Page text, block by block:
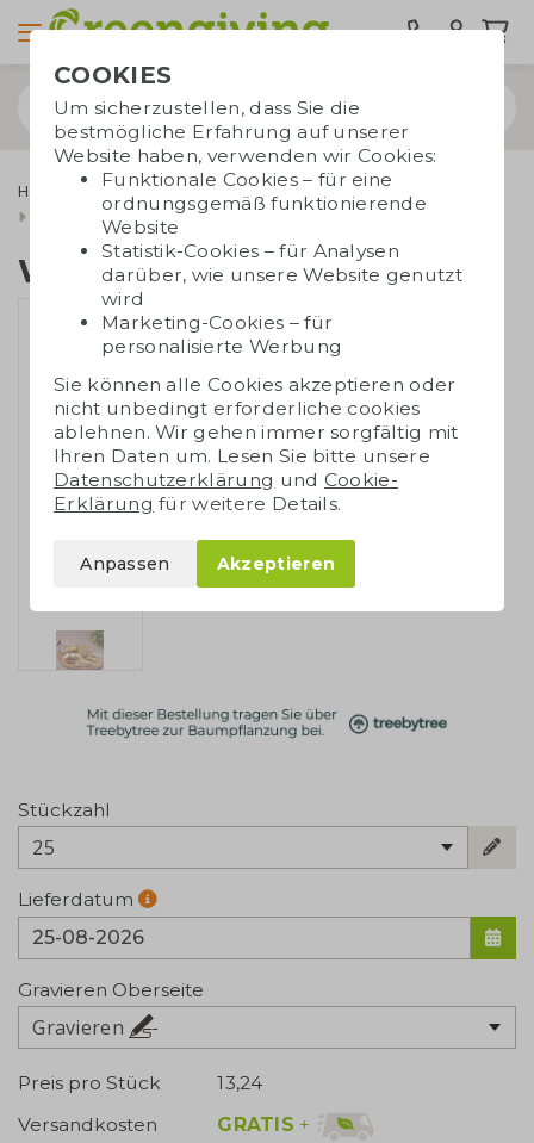
Home & Living
Geschenke für die Küche
Holz Schneidebretter
Wooosh Serviertablett
Wooosh Serviertablett
Stückzahl
25
Lieferdatum
Gravieren Oberseite
Gravieren
Preis pro Stück
13,24
Versandkosten
GRATIS +
COOKIES
Um sicherzustellen, dass Sie die
bestmögliche Erfahrung auf unserer
Website haben, verwenden wir Cookies:
Funktionale Cookies – für eine
ordnungsgemäß funktionierende
Website
Statistik-Cookies – für Analysen
darüber, wie unsere Website genutzt
wird
Marketing-Cookies – für
personalisierte Werbung
Sie können alle Cookies akzeptieren oder
nicht unbedingt erforderliche cookies
ablehnen. Wir gehen immer sorgfältig mit
Ihren Daten um. Lesen Sie bitte unsere
Datenschutzerklärung und Cookie-
Erklärung für weitere Details.
Anpassen Akzeptieren